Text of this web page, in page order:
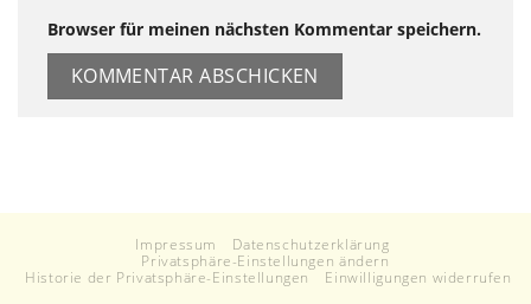
Browser für meinen nächsten Kommentar speichern.
Impressum
Datenschutzerklärung
Privatsphäre-Einstellungen ändern
Historie der Privatsphäre-Einstellungen
Einwilligungen widerrufen